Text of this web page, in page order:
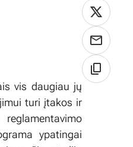
vis daugiau jų
turi įtakos ir
ypatingai